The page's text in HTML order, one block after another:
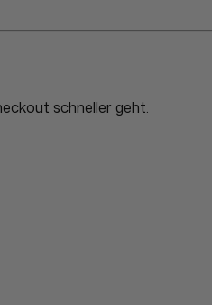
schneller geht.